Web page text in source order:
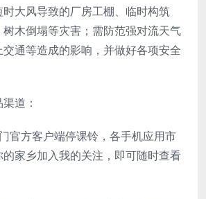
大风导致的厂房工棚、临时构筑
木倒塌等灾害；需防范强对流天气
通等造成的影响，并做好各项安全
道：
官方客户端停课铃，各手机应用市
家乡加入我的关注，即可随时查看